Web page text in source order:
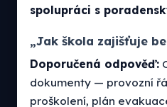
spolupráci s
„Jak škola zajišťuje
Doporučená odpověď:
dokumenty — provozní
proškolení, plán